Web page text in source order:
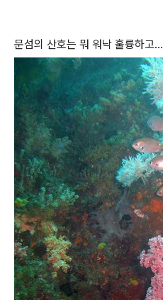
문섬의 산호는 뭐 워낙 훌륭하고...